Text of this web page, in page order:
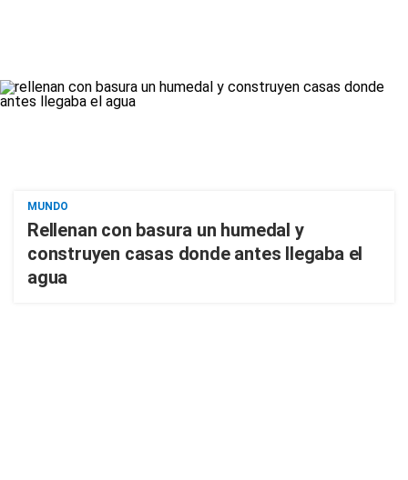
MUNDO
Rellenan con basura un humedal y
construyen casas donde antes llegaba el
agua